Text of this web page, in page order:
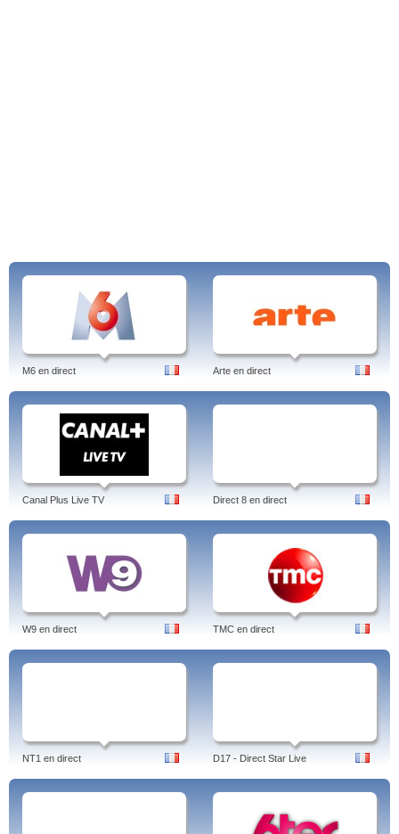
M6 en direct Arte en direct
Canal Plus Live TV Direct 8 en direct
W9 en direct TMC en direct
NT1 en direct D17 - Direct Star Live